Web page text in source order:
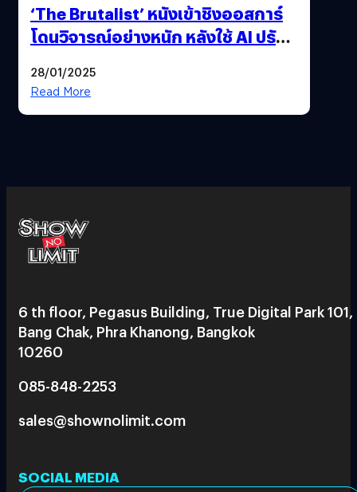
‘The Brutalist’ หนังเข้าชิงออสการ์
โดนวิจารณ์อย่างหนัก หลังใช้ AI ปรับ
28/01/2025
Read More
6 th floor, Pegasus Building, True Digital Park 101,
Bang Chak, Phra Khanong, Bangkok
10260
085-848-2253
sales@shownolimit.com
SOCIAL MEDIA